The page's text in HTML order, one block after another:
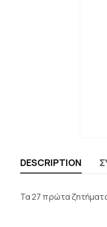
DESCRIPTION
Τα 27 πρώτα